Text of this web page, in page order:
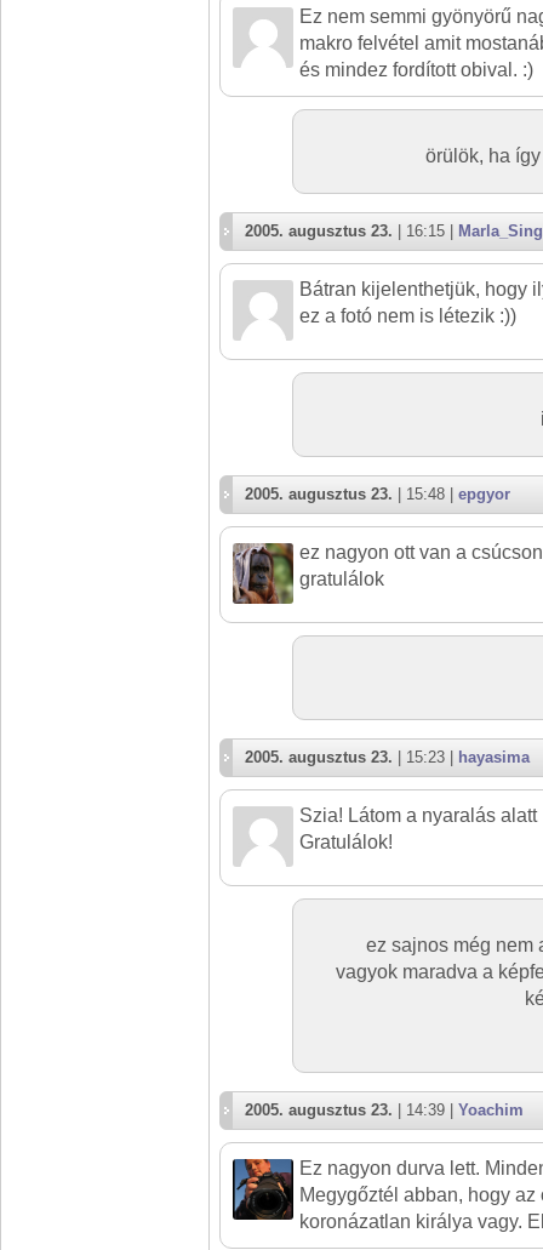
Ez nem semmi gyönyörű
makro felvétel amit
és mindez fordított obival. :)
örülök, ha
2005. augusztus 23. | 16:15 |
Bátran kijelenthetjük, hogy
ez a fotó nem is létezik :))
2005. augusztus 23. | 15:48 | epgyor
ez nagyon ott van a csúcson
gratulálok
2005. augusztus 23. | 15:23 | hayasima
Szia! Látom a nyaralás
Gratulálok!
ez sajnos még nem
vagyok maradva a
2005. augusztus 23. | 14:39 | Yoachim
Ez nagyon durva lett.
Megygőztél abban, hogy
koronázatlan királya vagy.